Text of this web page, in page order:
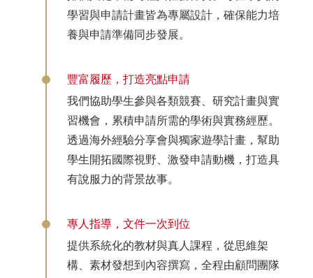
學習與申請計畫皆為專屬設計，確保能力培
養與申請準備同步發展。
豐富履歷，打造亮點申請
我們協助學生參與各類競賽、研究計畫與實
習機會，累積申請所需的學術與實務經歷。
透過海外經驗分享會與獨家遊學計畫，幫助
學生開拓國際視野、激發申請動機，打造具
有說服力的背景故事。
專人指導，文件一次到位
提供系統化的教材與真人課程，從思維架
構、素材發想到內容撰寫，全程由顧問團隊